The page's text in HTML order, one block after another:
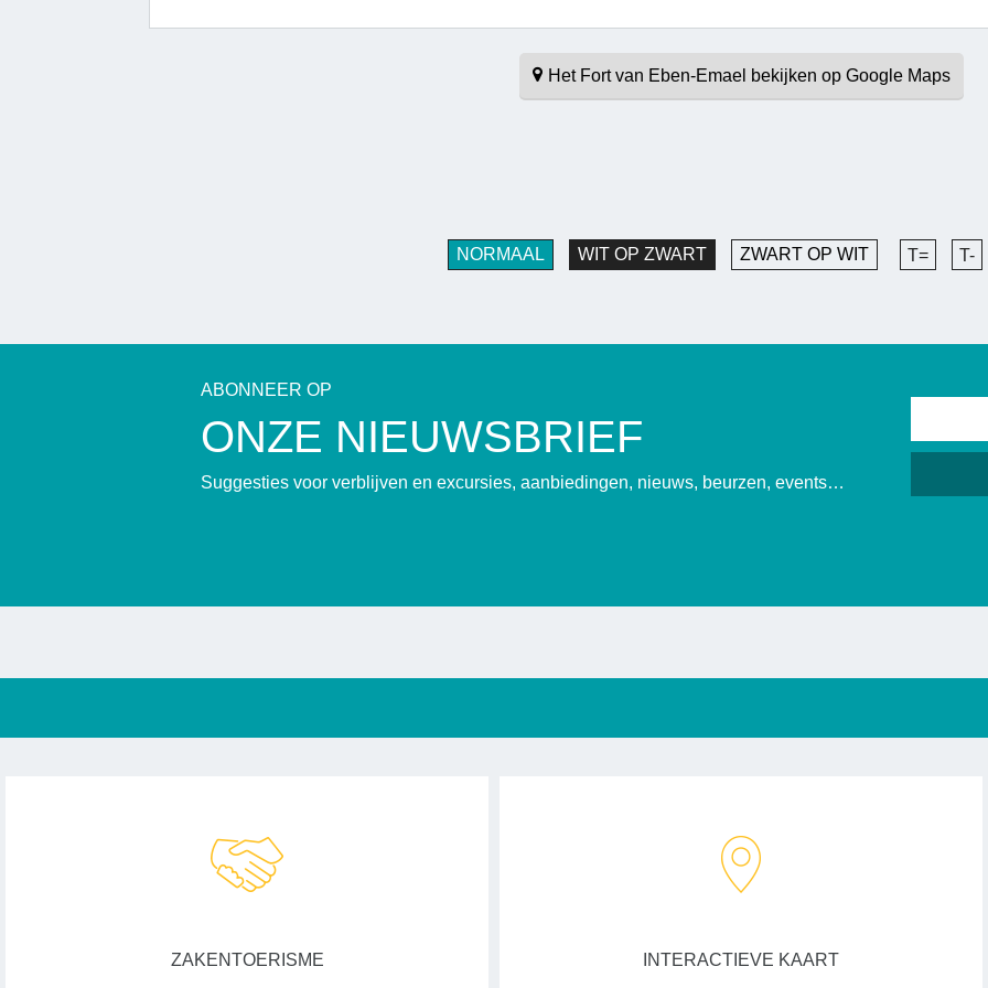
Het Fort van Eben-Emael bekijken op Google Maps
NORMAAL WIT OP ZWART ZWART OP WIT T= T-
ABONNEER OP
ONZE NIEUWSBRIEF
Suggesties voor verblijven en excursies, aanbiedingen, nieuws, beurzen, events…
ZAKENTOERISME INTERACTIEVE KAART